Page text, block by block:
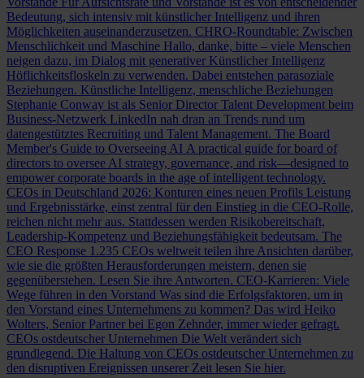
Bedeutung, sich intensiv mit künstlicher Intelligenz und ihren
Möglichkeiten auseinanderzusetzen. CHRO-Roundtable: Zwischen
Menschlichkeit und Maschine Hallo, danke, bitte – viele Menschen
neigen dazu, im Dialog mit generativer Künstlicher Intelligenz
Höflichkeitsfloskeln zu verwenden. Dabei entstehen parasoziale
Beziehungen. Künstliche Intelligenz, menschliche Beziehungen
Stephanie Conway ist als Senior Director Talent Development beim
Business-Netzwerk LinkedIn nah dran an Trends rund um
datengestütztes Recruiting und Talent Management. The Board
Member's Guide to Overseeing AI A practical guide for board of
directors to oversee AI strategy, governance, and risk—designed to
empower corporate boards in the age of intelligent technology.
CEOs in Deutschland 2026: Konturen eines neuen Profils Leistung
und Ergebnisstärke, einst zentral für den Einstieg in die CEO-Rolle,
reichen nicht mehr aus. Stattdessen werden Risikobereitschaft,
Leadership-Kompetenz und Beziehungsfähigkeit bedeutsam. The
CEO Response 1.235 CEOs weltweit teilen ihre Ansichten darüber,
wie sie die größten Herausforderungen meistern, denen sie
gegenüberstehen. Lesen Sie ihre Antworten. CEO-Karrieren: Viele
Wege führen in den Vorstand Was sind die Erfolgsfaktoren, um in
den Vorstand eines Unternehmens zu kommen? Das wird Heiko
Wolters, Senior Partner bei Egon Zehnder, immer wieder gefragt.
CEOs ostdeutscher Unternehmen Die Welt verändert sich
grundlegend. Die Haltung von CEOs ostdeutscher Unternehmen zu
den disruptiven Ereignissen unserer Zeit lesen Sie hier.